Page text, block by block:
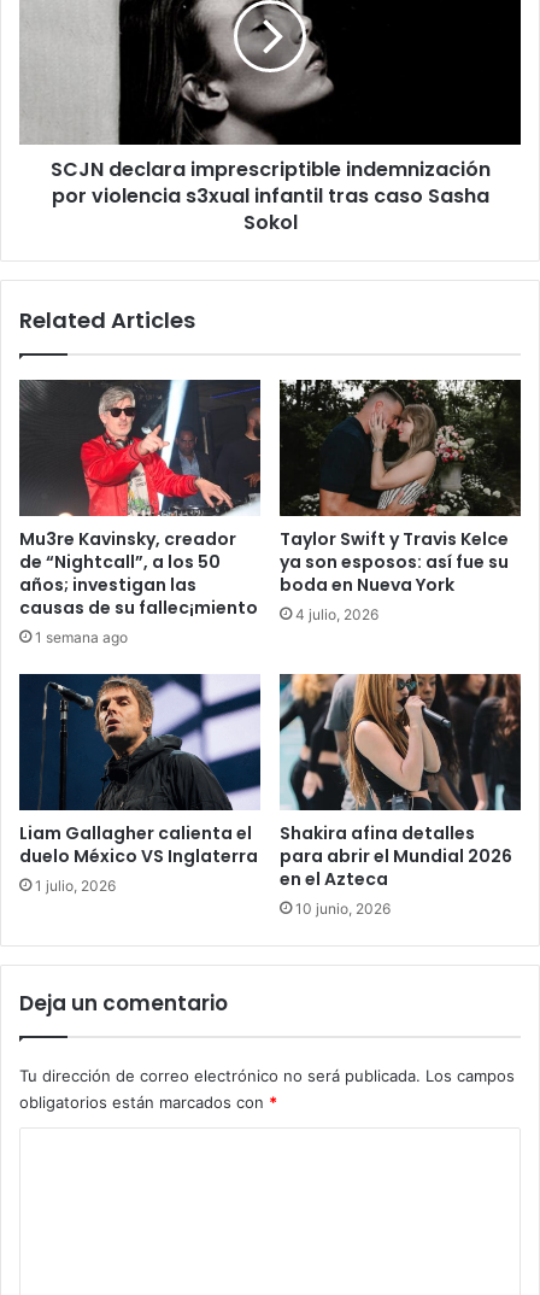
tras
caso
Sasha
SCJN declara imprescriptible indemnización
por violencia s3xual infantil tras caso Sasha
Sokol
Related Articles
Mu3re Kavinsky, creador
de “Nightcall”, a los 50
años; investigan las
causas de su fallec¡miento
1 semana ago
Taylor Swift y Travis Kelce
ya son esposos: así fue su
boda en Nueva York
4 julio, 2026
Liam Gallagher calienta el
duelo México VS Inglaterra
1 julio, 2026
Shakira afina detalles
para abrir el Mundial 2026
en el Azteca
10 junio, 2026
Deja un comentario
Tu dirección de correo electrónico no será publicada. Los campos
obligatorios están marcados con *